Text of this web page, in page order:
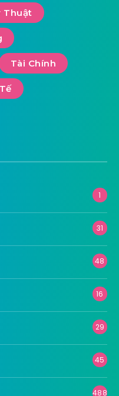
Thuật
Tài Chính
1
31
48
16
29
45
488